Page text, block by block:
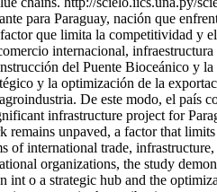
para Paraguay, nación que
que limita la competitividad
internacional,
del Puente Bioceánico y
y la optimización de la
De este modo, el país
infrastructure project for
unpaved, a factor that
international trade,
organizations, the study
o a strategic hub and the